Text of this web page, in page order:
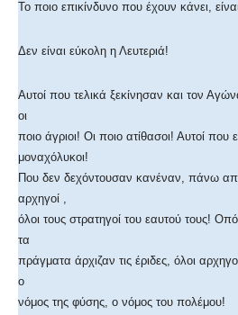
Το ποιο επικίνδυνο που έχουν κάνει,
Δεν είναι εύκολη η Λευτεριά!
Αυτοί που τελικά ξεκίνησαν και τον
οι
ποιο άγριοι! Οι ποιο ατίθασοι! Αυτοί
μοναχόλυκοι!
Που δεν δεχόντουσαν κανέναν, πάνω
αρχηγοί ,
όλοι τους στρατηγοί του εαυτού τους!
τα
πράγματα άρχιζαν τις έριδες, όλοι
ο
νόμος της φύσης, ο νόμος του πολέμου!